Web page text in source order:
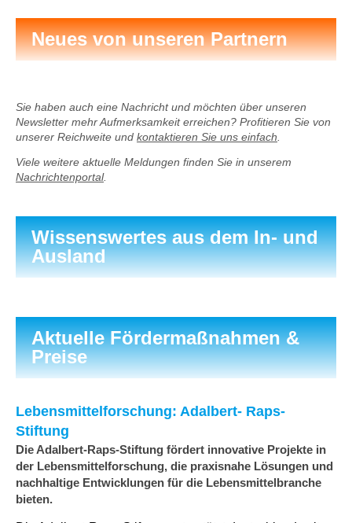
Neues von unseren Partnern
Sie haben auch eine Nachricht und möchten über unseren
Newsletter mehr Aufmerksamkeit erreichen? Profitieren Sie von
unserer Reichweite und kontaktieren Sie uns einfach
Viele weitere aktuelle Meldungen finden Sie in unserem
Nachrichtenportal.
Wissenswertes aus dem In- und
Ausland
Aktuelle Fördermaßnahmen &
Preise
Lebensmittelforschung: Adalbert- Raps-
Stiftung
Die Adalbert-Raps-Stiftung fördert innovative Projekte in
der Lebensmittelforschung, die praxisnahe Lösungen und
nachhaltige Entwicklungen für die Lebensmittelbranche
bieten.